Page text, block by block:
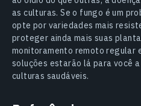
as culturas. Se o fungo é um
opte por variedades mais
proteger ainda mais suas
monitoramento remoto regular
soluções estarão lá para você
culturas saudáveis.